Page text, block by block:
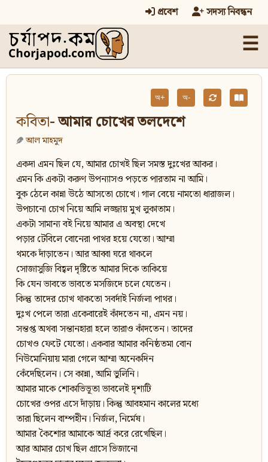
প্রবেশ সদস্য নিবন্ধন
☰
অ+ অ-
কবিতা- আমার চোখের তলদেশে
আল মাহমুদ
একদা এমন ছিল যে, আমার চোখই ছিল সমস্ত দুঃখের আকর।
এমন কি একটা করুণ উপন্যাসও পড়তে পারতাম না আমি।
বুক ঠেলে কান্না উঠে আসতো চোখে। গাল বেয়ে নামতো ধারাজল।
উপচানো চোখ নিয়ে আমি লজ্জায় মুখ লুকাতাম।
একটা সামান্য বই নিয়ে আমার এ অবস্থা দেখে
পড়ার টেবিলে বোনেরা পাথর হয়ে যেতো। আম্মা
থমকে দাঁড়াতেন। আর আব্বা ঘরে থাকলে
সোজাসুজি বিহ্বল দৃষ্টিতে আমার দিকে তাকিয়ে
কি যেন ভাবতে ভাবতে মসজিদে চলে যেতেন।
কিন্তু তাদের চোখ থাকতো সবর্দাই নির্জলা পাথর।
দুঃখ পেলে তারা একেবারেই কাঁদতেন না, এমন নয়।
সন্তপ্ত অথবা সন্তানহারা হলে তারাও কাঁদতেন। তাদের
চোখও ফেটে যেতো। একবার আমার কনিষ্ঠতমা বোন
নিউমোনিয়ায় মারা গেলে আম্মা অনেকদিন
কেঁদেছিলেন। সে কান্না, আমি ভুলিনি।
আমার মাকে শোকাভিভূতা ভাবলেই দৃশ্যটি
চোখের ওপর এসে দাঁড়ায়। কিন্তু আবহমান কালের মধ্যে
তারা ছিলেন বাম্পহীন। নির্জল, নির্মেষ।
আমার কৈশোর আমাকে আর্দ্র করে রেখেছিল।
আর আমার চোখ ছিল গ্রাসে ভিজানো